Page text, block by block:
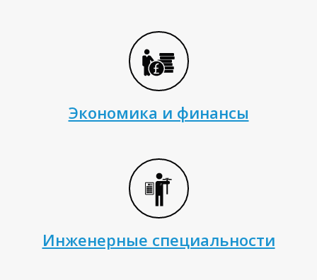
О
Экономика и финансы
Инженерные специальности